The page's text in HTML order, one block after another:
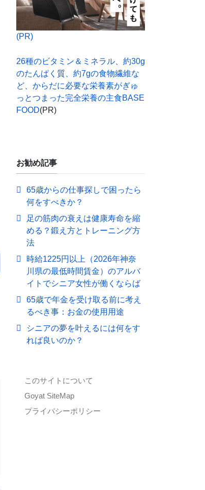
(PR)
26種のビタミン＆ミネラル、約30g
のたんぱく質、約7gの食物繊維な
ど、からだに必要な栄養素がぎゅ
っとつまった完全栄養の主食BASE
FOOD(PR)
お勧め記事
65歳からの仕事探しで困ったら
何をすべきか？
足の筋肉の衰えは健康寿命を縮
める？鍛え方とトレーニング方
法
時給1225円以上（2026年神奈
川県の最低時間賃金）のアルバ
イトでシニア女性が働くならば
65歳で年金を受け取る前に考え
るべき事：お金の使用用途
シニアの夢を叶えるには何をす
れば良いのか？
このサイトについて
Goyat SiteMap
プライバシーポリシー